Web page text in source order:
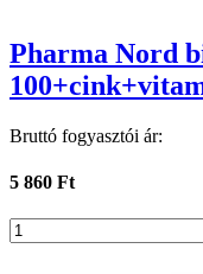
Pharma Nord
Bruttó fogyasztói ár:
5 860 Ft